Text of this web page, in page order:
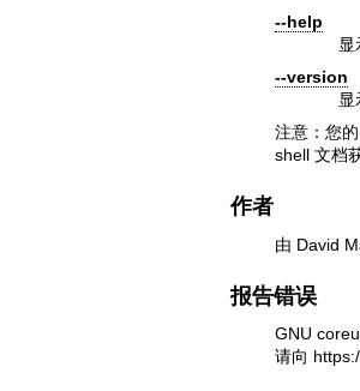
--help
显
--version
显
注意：您
shell 文档
作者
由 David
报告错误
GNU
请向